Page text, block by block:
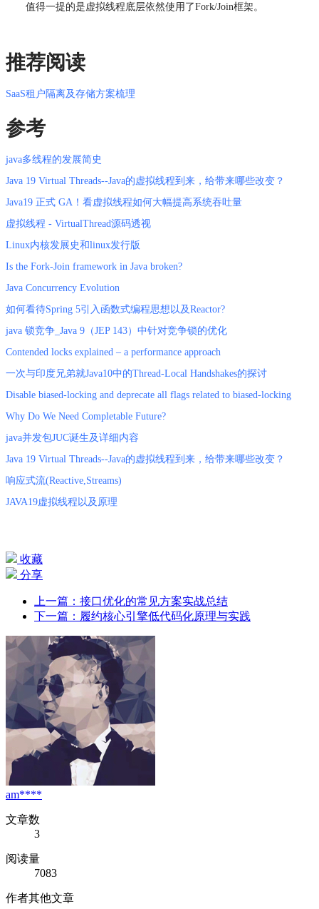
值得一提的是虚拟线程底层依然使用了Fork/Join框架。
推荐阅读
SaaS租户隔离及存储方案梳理
参考
java多线程的发展简史
Java 19 Virtual Threads--Java的虚拟线程到来，给带来哪些改变？
Java19 正式 GA！看虚拟线程如何大幅提高系统吞吐量
虚拟线程 - VirtualThread源码透视
Linux内核发展史和linux发行版
Is the Fork-Join framework in Java broken?
Java Concurrency Evolution
如何看待Spring 5引入函数式编程思想以及Reactor?
java 锁竞争_Java 9（JEP 143）中针对竞争锁的优化
Contended locks explained – a performance approach
一次与印度兄弟就Java10中的Thread-Local Handshakes的探讨
Disable biased-locking and deprecate all flags related to biased-locking
Why Do We Need Completable Future?
java并发包JUC诞生及详细内容
Java 19 Virtual Threads--Java的虚拟线程到来，给带来哪些改变？
响应式流(Reactive,Streams)
JAVA19虚拟线程以及原理
收藏
分享
上一篇：接口优化的常见方案实战总结
下一篇：履约核心引擎低代码化原理与实践
am****
文章数
3
阅读量
7083
作者其他文章